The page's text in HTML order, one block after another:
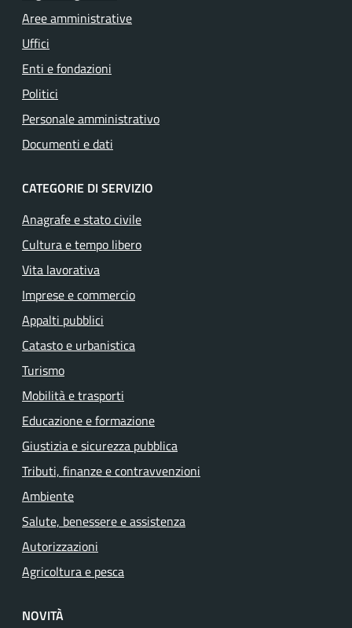
Aree amministrative
Uffici
Enti e fondazioni
Politici
Personale amministrativo
Documenti e dati
CATEGORIE DI SERVIZIO
Anagrafe e stato civile
Cultura e tempo libero
Vita lavorativa
Imprese e commercio
Appalti pubblici
Catasto e urbanistica
Turismo
Mobilità e trasporti
Educazione e formazione
Giustizia e sicurezza pubblica
Tributi, finanze e contravvenzioni
Ambiente
Salute, benessere e assistenza
Autorizzazioni
Agricoltura e pesca
NOVITÀ